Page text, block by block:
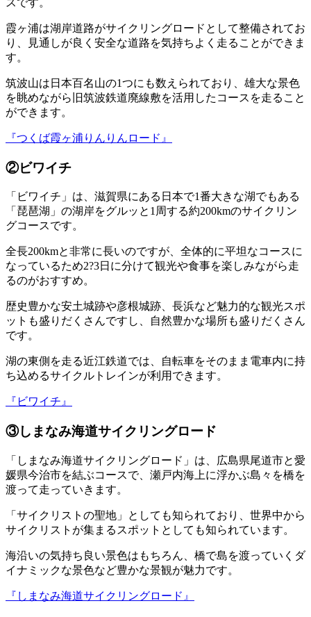
スです。
霞ヶ浦は湖岸道路がサイクリングロードとして整備されてお
り、見通しが良く安全な道路を気持ちよく走ることができま
す。
筑波山は日本百名山の1つにも数えられており、雄大な景色
を眺めながら旧筑波鉄道廃線敷を活用したコースを走ること
ができます。
『つくば霞ヶ浦りんりんロード』
②ビワイチ
「ビワイチ」は、滋賀県にある日本で1番大きな湖でもある
「琵琶湖」の湖岸をグルッと1周する約200kmのサイクリン
グコースです。
全長200kmと非常に長いのですが、全体的に平坦なコースに
なっているため2?3日に分けて観光や食事を楽しみながら走
るのがおすすめ。
歴史豊かな安土城跡や彦根城跡、長浜など魅力的な観光スポ
ットも盛りだくさんですし、自然豊かな場所も盛りだくさん
です。
湖の東側を走る近江鉄道では、自転車をそのまま電車内に持
ち込めるサイクルトレインが利用できます。
『ビワイチ』
③しまなみ海道サイクリングロード
「しまなみ海道サイクリングロード」は、広島県尾道市と愛
媛県今治市を結ぶコースで、瀬戸内海上に浮かぶ島々を橋を
渡って走っていきます。
「サイクリストの聖地」としても知られており、世界中から
サイクリストが集まるスポットとしても知られています。
海沿いの気持ち良い景色はもちろん、橋で島を渡っていくダ
イナミックな景色など豊かな景観が魅力です。
『しまなみ海道サイクリングロード』